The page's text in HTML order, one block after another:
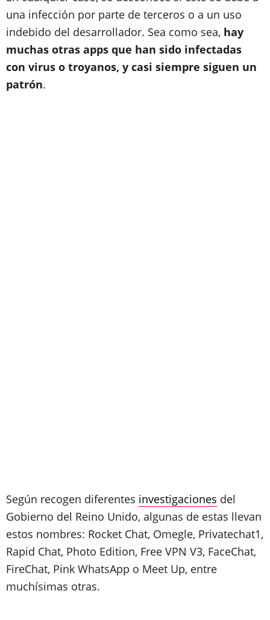
una infección por parte de terceros o a un uso
indebido del desarrollador. Sea como sea, hay
muchas otras apps que han sido infectadas
con virus o troyanos, y casi siempre siguen un
patrón.
Según recogen diferentes investigaciones del
Gobierno del Reino Unido, algunas de estas llevan
estos nombres: Rocket Chat, Omegle, Privatechat1,
Rapid Chat, Photo Edition, Free VPN V3, FaceChat,
FireChat, Pink WhatsApp o Meet Up, entre
muchísimas otras.